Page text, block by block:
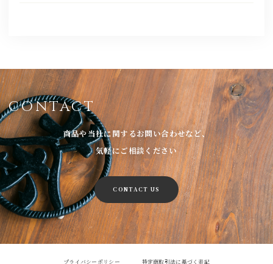
CONTACT
商品や当社に関するお問い合わせなど、
気軽にご相談ください
CONTACT US
プライバシーポリシー 特定商取引法に基づく表記